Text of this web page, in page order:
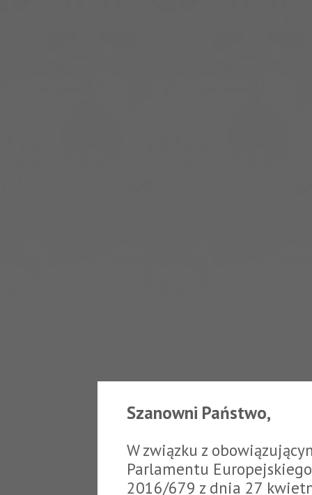
Szanowni Państwo,
W związku z
Parlamentu
2016/679 z dnia 27